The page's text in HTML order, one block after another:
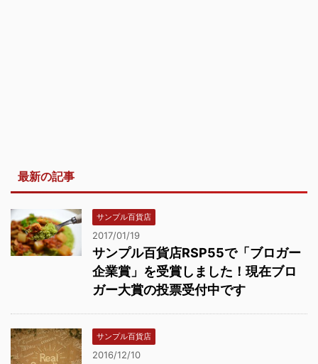
最新の記事
サンプル百貨店
2017/01/19
サンプル百貨店RSP55で「ブロガー
企業賞」を受賞しました！現在ブロ
ガー大賞の投票受付中です
サンプル百貨店
2016/12/10